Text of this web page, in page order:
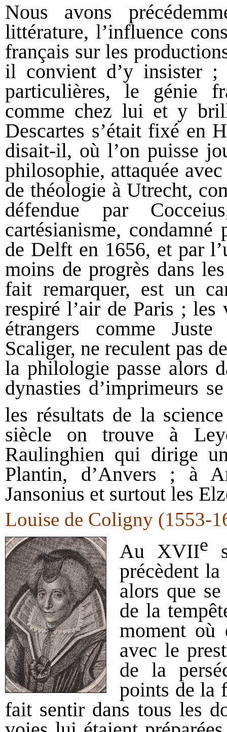
Nous avons
littérature, l’influence
français sur les
il convient d’y insister ;
particulières, le génie
comme chez lui et y
Descartes s’était fixé en
disait-il, où l’on puisse
philosophie, attaquée
de théologie à Utrecht,
défendue par
cartésianisme,
de Delft en 1656, et par
moins de progrès dans
fait remarquer, est un
respiré l’air de Paris ;
étrangers comme
Scaliger, ne reculent pas
la philologie passe alors
dynasties d’imprimeurs
les résultats de la
siècle on trouve à
Raulinghien qui dirige
Plantin, d’Anvers ; à
Jansonius et surtout les
Louise de Coligny (1553-
Au XVIIe
précèdent
alors que
de la
moment
avec le
de la
points de la
fait sentir dans tous les